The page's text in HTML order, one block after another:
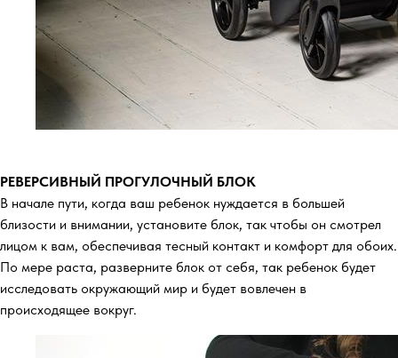
РЕВЕРСИВНЫЙ ПРОГУЛОЧНЫЙ БЛОК
В начале пути, когда ваш ребенок нуждается в большей
близости и внимании, установите блок, так чтобы он смотрел
лицом к вам, обеспечивая тесный контакт и комфорт для обоих.
По мере раста, разверните блок от себя, так ребенок будет
исследовать окружающий мир и будет вовлечен в
происходящее вокруг.